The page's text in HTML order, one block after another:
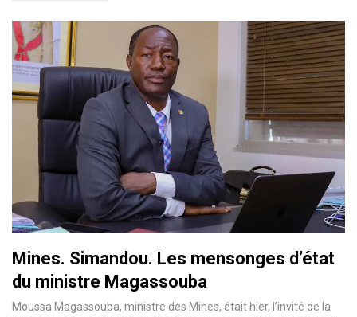
Mines. Simandou. Les mensonges d’état
du ministre Magassouba
Moussa Magassouba, ministre des Mines, était hier, l’invité de la